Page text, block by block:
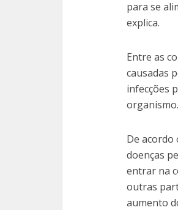
para se
explica.
Entre as
causadas
infecções
organismo.
De acordo
doenças
entrar na
outras
aumento